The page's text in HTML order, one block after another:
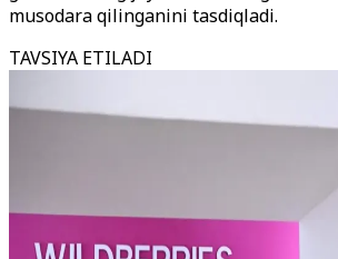
musodara qilinganini tasdiqladi.
TAVSIYA ETILADI